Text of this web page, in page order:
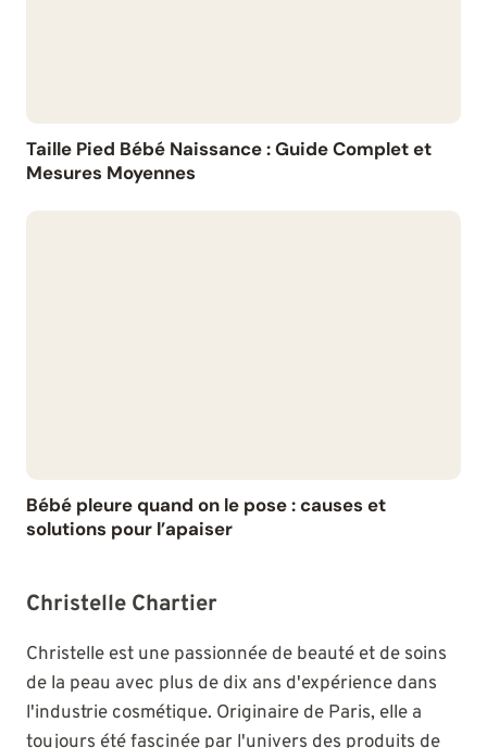
Taille Pied Bébé Naissance : Guide Complet et
Mesures Moyennes
Bébé pleure quand on le pose : causes et
solutions pour l’apaiser
Christelle Chartier
Christelle est une passionnée de beauté et de soins
de la peau avec plus de dix ans d'expérience dans
l'industrie cosmétique. Originaire de Paris, elle a
toujours été fascinée par l'univers des produits de